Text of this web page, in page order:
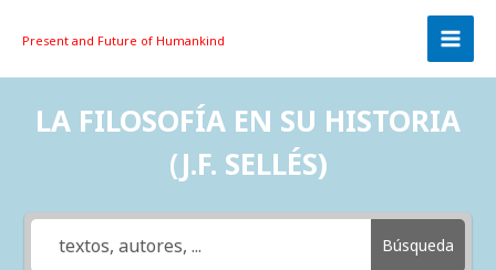
Present and Future of Humankind
LA FILOSOFÍA EN SU HISTORIA
(J.F. SELLÉS)
Búsqueda